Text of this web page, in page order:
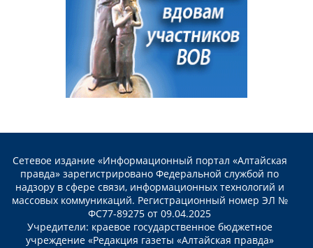
Сетевое издание «Информационный портал «Алтайская
правда» зарегистрировано Федеральной службой по
надзору в сфере связи, информационных технологий и
массовых коммуникаций. Регистрационный номер ЭЛ №
ФС77-89275 от 09.04.2025
Учредители: краевое государственное бюджетное
учреждение «Редакция газеты «Алтайская правда»